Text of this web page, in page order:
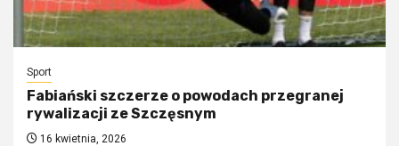
Sport
Fabiański szczerze o powodach przegranej
rywalizacji ze Szczęsnym
16 kwietnia, 2026